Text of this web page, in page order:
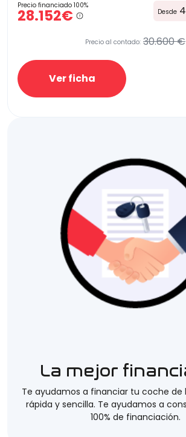
Precio financiado 100%
28.152€ Desde
Precio al contado: 30.600 €
Ver ficha
La mejor
Te ayudamos a financiar tu coche de
rápida y sencilla. Te ayudamos a
100% de financiación.